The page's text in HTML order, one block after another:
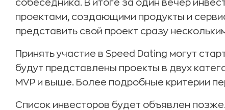
собеседника. В итоге за один вечер
проектами, создающими продукты и
представить свой проект сразу
Принять участие в Speed Dating могут
будут представлены проекты в двух
MVP и выше. Более подробные критерии
Список инвесторов будет объявлен позже.